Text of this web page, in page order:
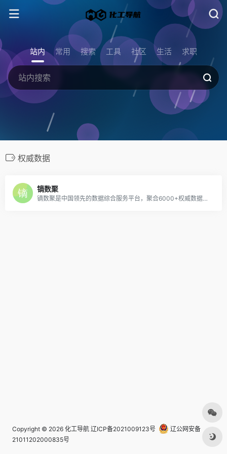
站内 常用 搜索 工具 社区 生活 求职
权威数据
镝数聚
镝数聚是中国领先的数据综合服务平台，聚合6000+权威数据研究服务机构，深度对接资源,释放数据价值，支持定制数据服务，可在网站免费下载行业数据报告，表格数据，可视数据。
Copyright © 2026 化工导航 辽ICP备2021009123号
辽公网安备
21011202000835号